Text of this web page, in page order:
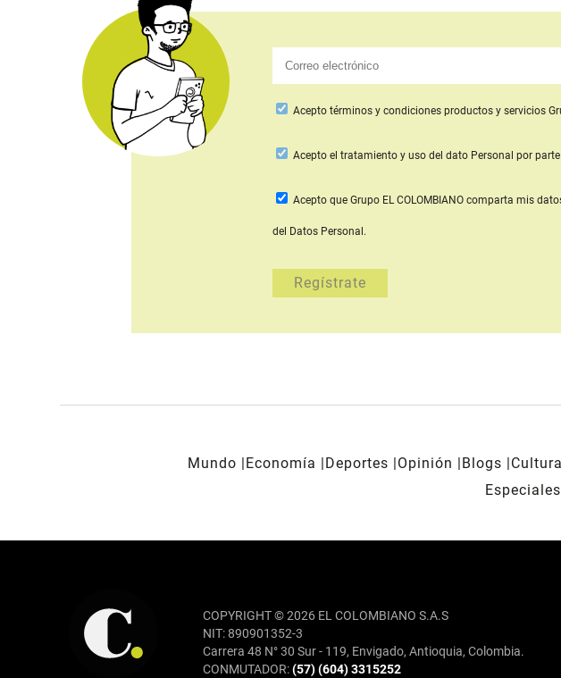
Acepto términos y condiciones productos y servicios
Aceptoel tratamiento y uso del dato Personal por parte
Acepto que Grupo EL COLOMBIANO comparta mis
del Datos Personal.
Mundo Economía Deportes Opinión Blogs Cultura
COPYRIGHT © 2026 EL COLOMBIANO S.A.S
NIT: 890901352-3
Carrera 48 N° 30 Sur - 119, Envigado, Antioquia, Colombia.
CONMUTADOR:(57) (604) 3315252